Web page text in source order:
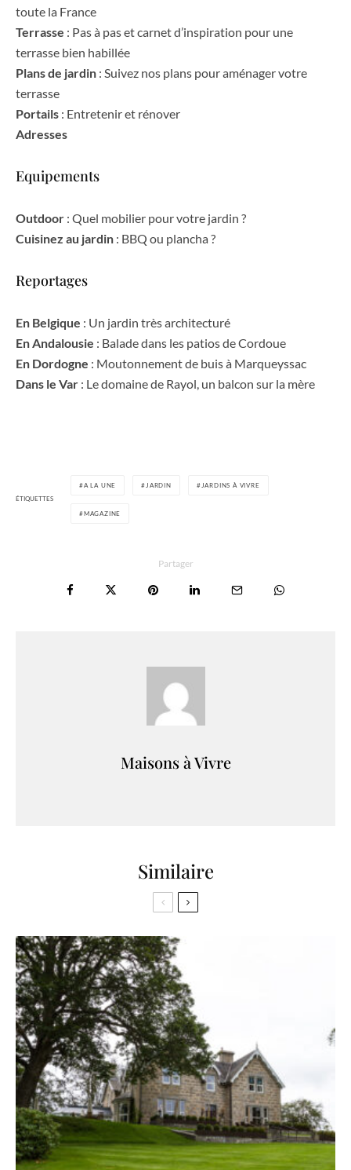
toute la France
Terrasse : Pas à pas et carnet d’inspiration pour une
terrasse bien habillée
Plans de jardin : Suivez nos plans pour aménager votre
terrasse
Portails : Entretenir et rénover
Adresses
Equipements
Outdoor : Quel mobilier pour votre jardin ?
Cuisinez au jardin : BBQ ou plancha ?
Reportages
En Belgique : Un jardin très architecturé
En Andalousie : Balade dans les patios de Cordoue
En Dordogne : Moutonnement de buis à Marqueyssac
Dans le Var : Le domaine de Rayol, un balcon sur la mère
ÉTIQUETTES
A LA UNE JARDIN JARDINS À VIVRE
MAGAZINE
Partager
Maisons à Vivre
Similaire